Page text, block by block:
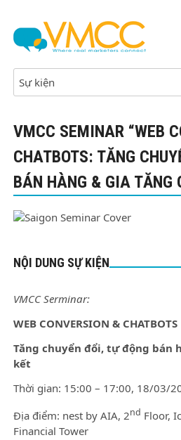
VMCC SEMINAR “WEB
CHATBOTS: TĂNG
BÁN HÀNG & GIA TĂNG
NỘI DUNG SỰ KIỆN
VMCC Serminar:
WEB CONVERSION & CHATBOTS
Tăng chuyển đổi, tự động bán
kết
Thời gian: 15:00 – 17:00, 18/03/
Địa điểm: nest by AIA, 2nd Floor,
Financial Tower